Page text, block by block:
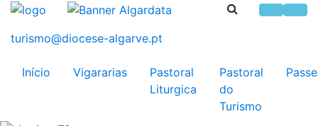
Início Vigararias
Pastoral
Liturgica
Pastoral
do
Turismo